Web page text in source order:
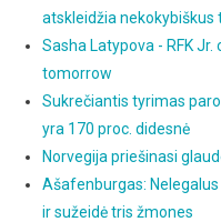
atskleidžia nekokybiškus
Sasha Latypova - RFK
tomorrow
Sukrečiantis tyrimas
yra 170 proc. didesnė
Norvegija priešinasi
Ašafenburgas:
ir sužeidė tris žmones